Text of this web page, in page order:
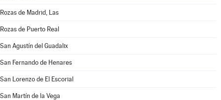
Rozas de Madrid, Las
Rozas de Puerto Real
San Agustín del Guadalix
San Fernando de Henares
San Lorenzo de El Escorial
San Martín de la Vega